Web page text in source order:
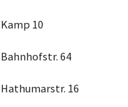
Kamp 10
Bahnhofstr. 64
Hathumarstr. 16